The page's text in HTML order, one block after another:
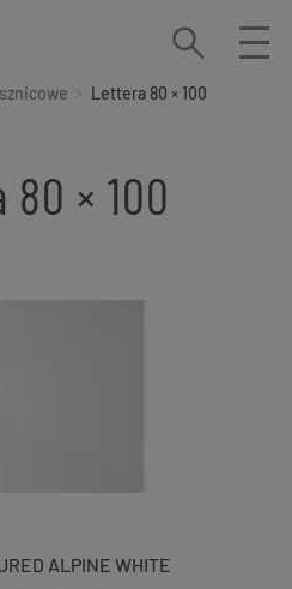
Lettera 80 × 100
80 × 100
ALPINE WHITE